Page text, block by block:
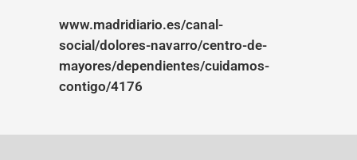
www.madridiario.es/canal-
social/dolores-navarro/centro-de-
mayores/dependientes/cuidamos-
contigo/4176